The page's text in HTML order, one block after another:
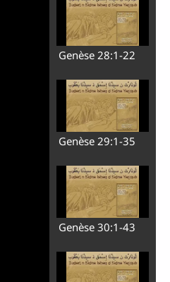
Genèse 28:1-22
Genèse 29:1-35
Genèse 30:1-43